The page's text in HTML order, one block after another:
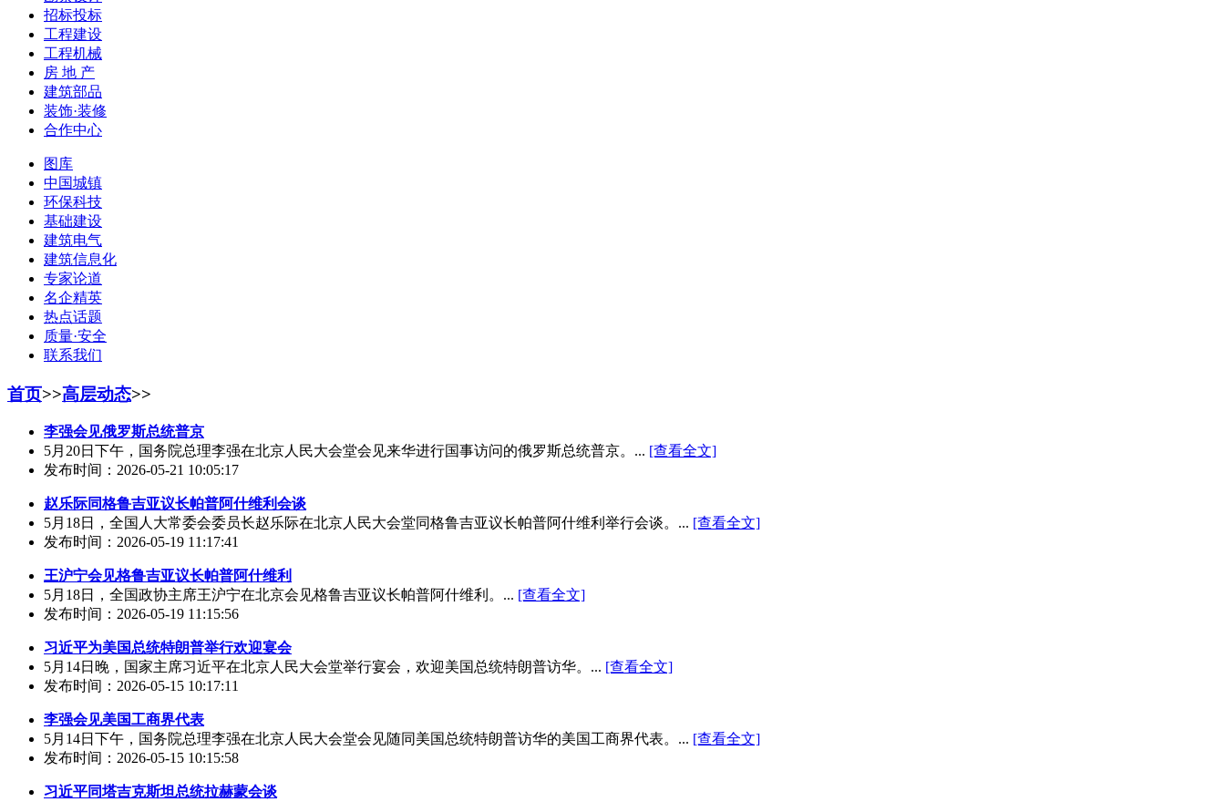
招标投标
工程建设
工程机械
房 地 产
建筑部品
装饰·装修
合作中心
图库
中国城镇
环保科技
基础建设
建筑电气
建筑信息化
专家论道
名企精英
热点话题
质量·安全
联系我们
首页>>高层动态>>
李强会见俄罗斯总统普京
5月20日下午，国务院总理李强在北京人民大会堂会见来华进行国事访问的俄罗斯总统普京。... [查看全文]
发布时间：2026-05-21 10:05:17
赵乐际同格鲁吉亚议长帕普阿什维利会谈
5月18日，全国人大常委会委员长赵乐际在北京人民大会堂同格鲁吉亚议长帕普阿什维利举行会谈。... [查看全文]
发布时间：2026-05-19 11:17:41
王沪宁会见格鲁吉亚议长帕普阿什维利
5月18日，全国政协主席王沪宁在北京会见格鲁吉亚议长帕普阿什维利。... [查看全文]
发布时间：2026-05-19 11:15:56
习近平为美国总统特朗普举行欢迎宴会
5月14日晚，国家主席习近平在北京人民大会堂举行宴会，欢迎美国总统特朗普访华。... [查看全文]
发布时间：2026-05-15 10:17:11
李强会见美国工商界代表
5月14日下午，国务院总理李强在北京人民大会堂会见随同美国总统特朗普访华的美国工商界代表。... [查看全文]
发布时间：2026-05-15 10:15:58
习近平同塔吉克斯坦总统拉赫蒙会谈